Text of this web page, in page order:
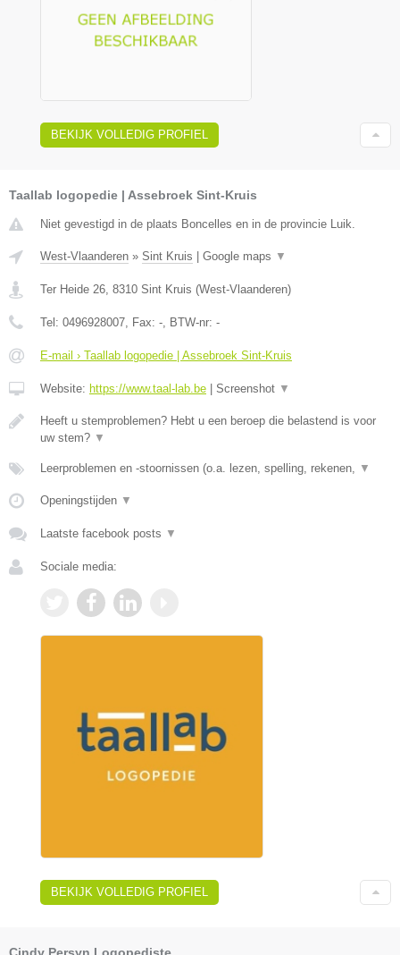
BEKIJK VOLLEDIG PROFIEL
Taallab logopedie | Assebroek Sint-Kruis
Niet gevestigd in de plaats Boncelles en in de provincie Luik.
West-Vlaanderen » Sint Kruis | Google maps ▼
Ter Heide 26 8310 Sint Kruis (West-Vlaanderen)
Tel: 0496928007 , Fax: - , BTW-nr: -
E-mail › Taallab logopedie | Assebroek Sint-Kruis
Website: https://www.taal-lab.be | Screenshot ▼
Heeft u stemproblemen? Hebt u een beroep die belastend is voor
uw stem? ▼
Leerproblemen en -stoornissen (o.a. lezen, spelling, rekenen, ▼
Openingstijden ▼
Laatste facebook posts ▼
Sociale media:
BEKIJK VOLLEDIG PROFIEL
Cindy Persyn Logopediste